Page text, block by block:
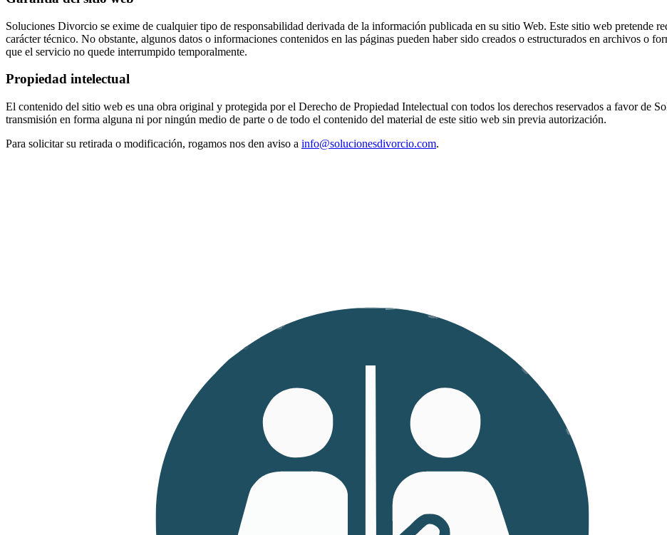
Soluciones Divorcio se exime de cualquier tipo de responsabilidad derivada de la información publicada en su sitio Web. Este sitio web pretende
carácter técnico. No obstante, algunos datos o informaciones contenidos en las páginas pueden haber sido creados o estructurados en archivos o
que el servicio no quede interrumpido temporalmente.
Propiedad intelectual
El contenido del sitio web es una obra original y protegida por el Derecho de Propiedad Intelectual con todos los derechos reservados a favor de
transmisión en forma alguna ni por ningún medio de parte o de todo el contenido del material de este sitio web sin previa autorización.
Para solicitar su retirada o modificación, rogamos nos den aviso a info@solucionesdivorcio.com.